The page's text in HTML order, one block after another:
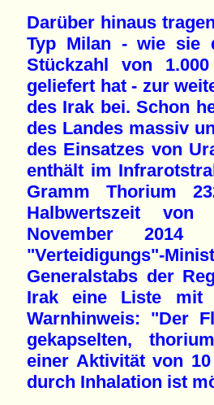
Darüber hinaus
Typ Milan - wie sie
Stückzahl von
geliefert hat - zur
des Irak bei. Schon
des Landes massiv
des Einsatzes von
enthält im
Gramm Thorium
Halbwertszeit
November 2014
"Verteidigungs"-
Generalstabs der
Irak eine Liste mit
Warnhinweis: "Der
gekapselten,
einer Aktivität von
durch Inhalation ist